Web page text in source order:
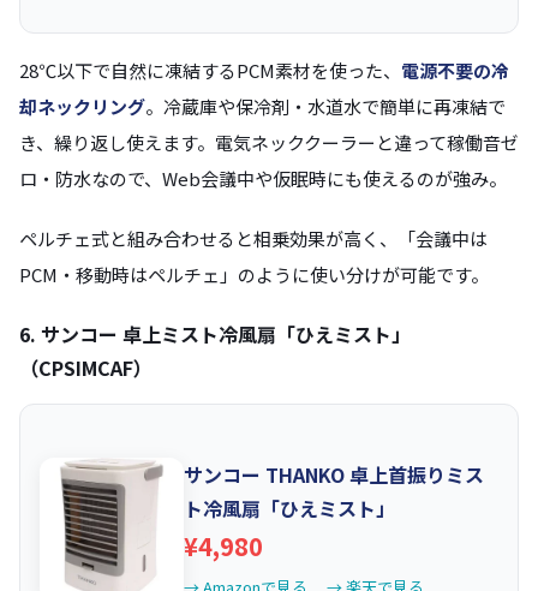
28℃以下で自然に凍結するPCM素材を使った、 電源不要の冷
却ネックリング。冷蔵庫や保冷剤・水道水で簡単に再凍結で
き、繰り返し使えます。電気ネッククーラーと違って稼働音ゼ
ロ・防水なので、Web会議中や仮眠時にも使えるのが強み。
ペルチェ式と組み合わせると相乗効果が高く、「会議中は
PCM・移動時はペルチェ」のように使い分けが可能です。
6. サンコー 卓上ミスト冷風扇「ひえミスト」
（CPSIMCAF）
サンコー THANKO 卓上首振りミス
ト冷風扇「ひえミスト」
¥4,980
→ Amazonで見る → 楽天で見る